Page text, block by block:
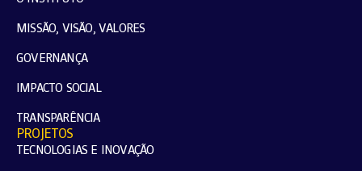
MISSÃO, VISÃO, VALORES
GOVERNANÇA
IMPACTO SOCIAL
TRANSPARÊNCIA
PROJETOS
TECNOLOGIAS E INOVAÇÃO